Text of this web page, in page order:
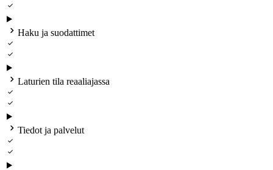

 Haku ja suodattimet


 Laturien tila reaaliajassa


 Tiedot ja palvelut

